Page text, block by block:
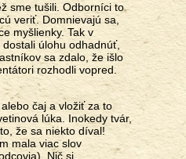
sme tušili. Odborníci to
veriť. Domnievajú sa,
myšlienky. Tak v
úlohu odhadnúť,
sa zdalo, že išlo
rozhodli vopred.
čaj a vložiť za to
lúka. Inokedy tvár,
že sa niekto díval!
mala viac slov
Nič si